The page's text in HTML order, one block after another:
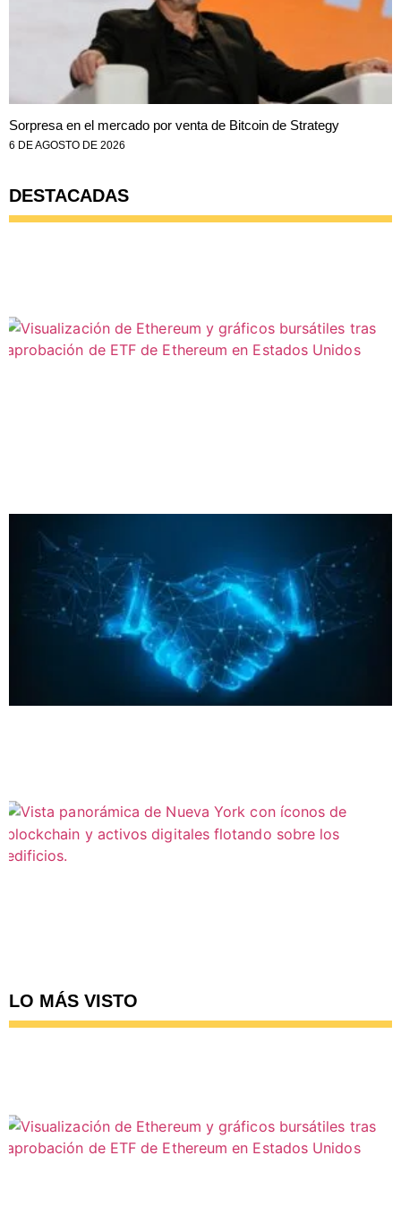
Sorpresa en el mercado por venta de Bitcoin de Strategy
6 DE AGOSTO DE 2026
DESTACADAS
LO MÁS VISTO